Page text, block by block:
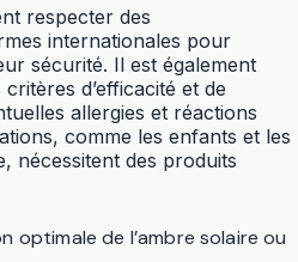
respecter des
internationales pour
sécurité. Il est également
d’efficacité et de
allergies et réactions
comme les enfants et les
nécessitent des produits
optimale de l’ambre solaire ou